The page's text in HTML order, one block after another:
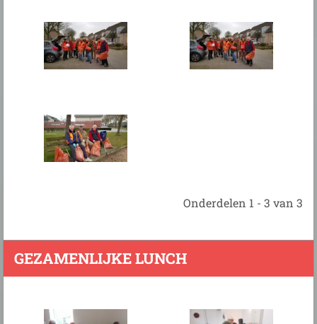
Onderdelen 1 - 3 van 3
GEZAMENLIJKE LUNCH